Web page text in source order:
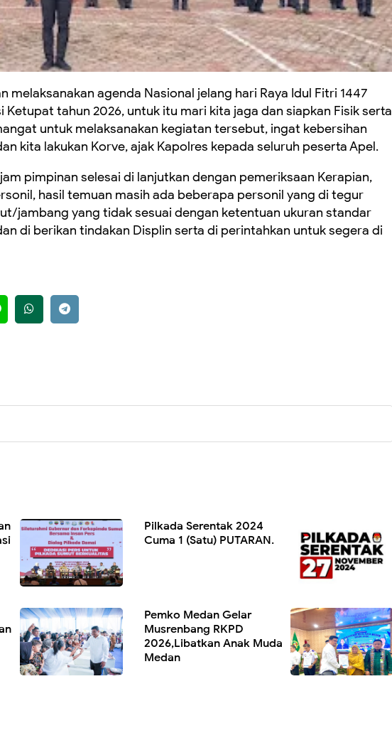
melaksanakan agenda Nasional jelang hari Raya Idul Fitri 1447
Ketupat tahun 2026, untuk itu mari kita jaga dan siapkan Fisik serta
untuk melaksanakan kegiatan tersebut, ingat kebersihan
kita lakukan Korve, ajak Kapolres kepada seluruh peserta Apel.
pimpinan selesai di lanjutkan dengan pemeriksaan Kerapian,
hasil temuan masih ada beberapa personil yang di tegur
jambang yang tidak sesuai dengan ketentuan ukuran standar
di berikan tindakan Displin serta di perintahkan untuk segera di
Pilkada Serentak 2024
Cuma 1 (Satu) PUTARAN.
Pemko Medan Gelar
Musrenbang RKPD
2026,Libatkan Anak Muda
Medan